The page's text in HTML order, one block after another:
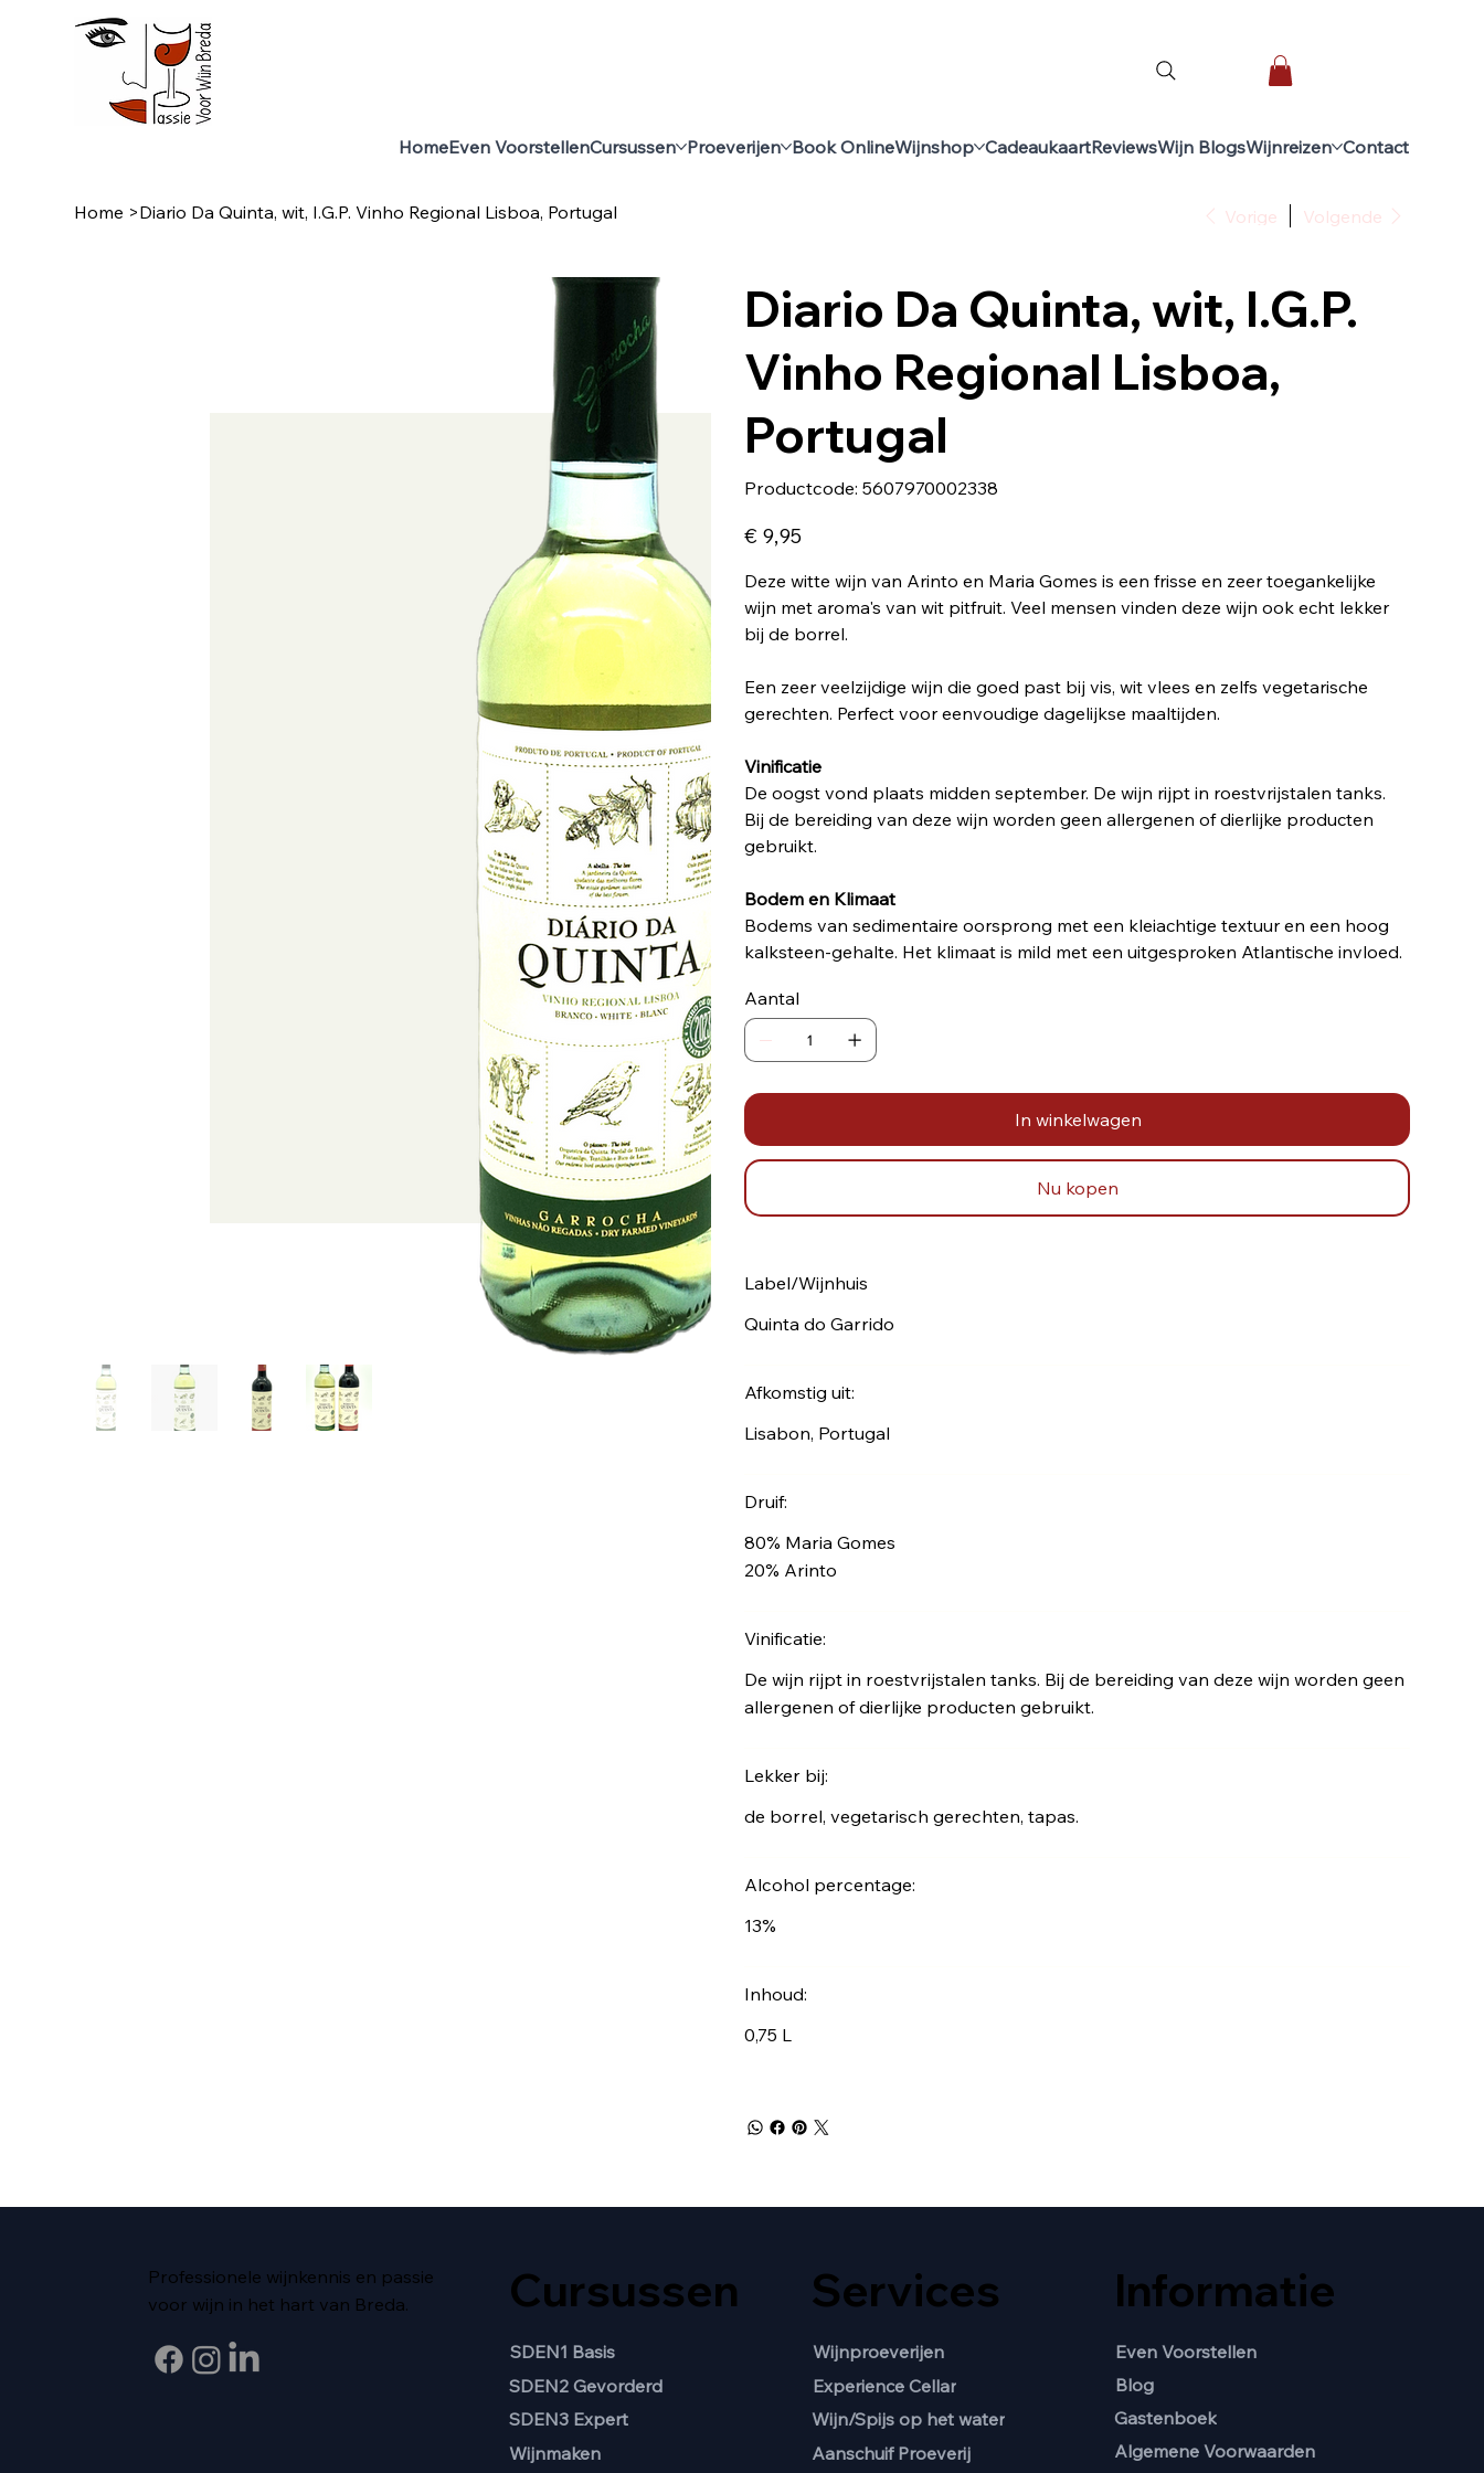
HomeEven VoorstellenCursussen Proeverijen Book OnlineWijnshop CadeaukaartReviewsWijn BlogsWijnreizen Contact
Home >Diario Da Quinta, wit, I.G.P. Vinho Regional Lisboa, Portugal Vorige Volgende
Diario Da Quinta, wit, I.G.P.
Vinho Regional Lisboa,
Portugal
Productcode: 5607970002338
5607970002338
€ 9,95
Deze witte wijn van Arinto en Maria Gomes is een frisse en zeer toegankelijke
wijn met aroma's van wit pitfruit. Veel mensen vinden deze wijn ook echt lekker
bij de borrel.
Een zeer veelzijdige wijn die goed past bij vis, wit vlees en zelfs vegetarische
gerechten. Perfect voor eenvoudige dagelijkse maaltijden.
Vinificatie
De oogst vond plaats midden september. De wijn rijpt in roestvrijstalen tanks.
Bij de bereiding van deze wijn worden geen allergenen of dierlijke producten
gebruikt.
Bodem en Klimaat
Bodems van sedimentaire oorsprong met een kleiachtige textuur en een hoog
kalksteen-gehalte. Het klimaat is mild met een uitgesproken Atlantische invloed.
Aantal
In winkelwagen
Nu kopen
Label/Wijnhuis
Quinta do Garrido
Afkomstig uit:
Lisabon, Portugal
Druif:
80% Maria Gomes
20% Arinto
Vinificatie:
De wijn rijpt in roestvrijstalen tanks. Bij de bereiding van deze wijn worden geen
allergenen of dierlijke producten gebruikt.
Lekker bij:
de borrel, vegetarisch gerechten, tapas.
Alcohol percentage:
13%
Inhoud:
0,75 L
Professionele wijnkennis en passie
voor wijn in het hart van Breda.
Cursussen
SDEN1 Basis
SDEN2 Gevorderd
SDEN3 Expert
Wijnmaken
Services
Wijnproeverijen
Experience Cellar
Wijn/Spijs op het water
Aanschuif Proeverij
Informatie
Even Voorstellen
Blog
Gastenboek
Algemene Voorwaarden